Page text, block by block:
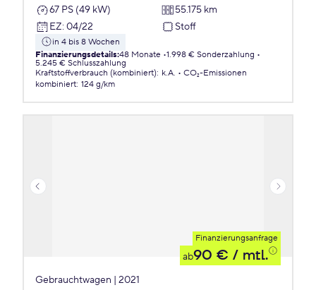
67 PS (49 kW)
55.175 km
EZ: 04/22 Stoff
in 4 bis 8 Wochen
Finanzierungsdetails:48 Monate 1.998 € Sonderzahlung
5.245 € Schlusszahlung
Kraftstoffverbrauch (kombiniert): k.A.
CO₂-Emissionen
kombiniert: 124 g/km
Finanzierungsanfrage
ab90 € / mtl.
Gebrauchtwagen | 2021